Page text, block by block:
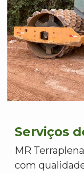
Serviços
MR
com